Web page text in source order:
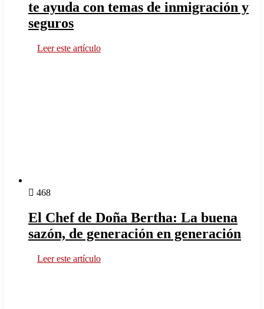
te ayuda con temas de inmigración y
seguros
Leer este artículo
468
El Chef de Doña Bertha: La buena
sazón, de generación en generación
Leer este artículo